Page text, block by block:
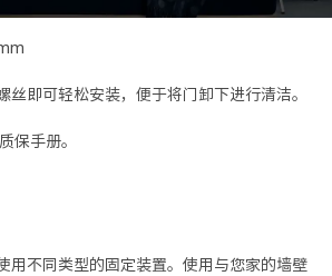
丝即可轻松安装，便于将门卸下进行清洁。
保手册。
用不同类型的固定装置。使用与您家的墙壁